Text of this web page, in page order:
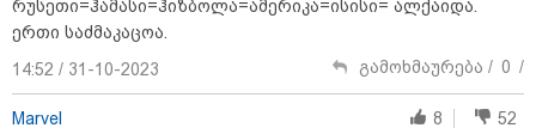
ქალიშვილის მკვლელობაში
რუსეთი=ჰამასი=ჰიზბოლა=ამერიკა=ისისი= ალქაიდა.
ერთი საძმაკაცოა.
14:52 / 31-10-2023
გამოხმაურება / 0 /
Marvel 8
52